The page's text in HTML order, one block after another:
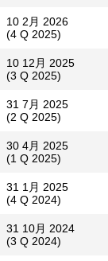
10 2月 2026
(4 Q 2025)
10 12月 2025
(3 Q 2025)
31 7月 2025
(2 Q 2025)
30 4月 2025
(1 Q 2025)
31 1月 2025
(4 Q 2024)
31 10月 2024
(3 Q 2024)